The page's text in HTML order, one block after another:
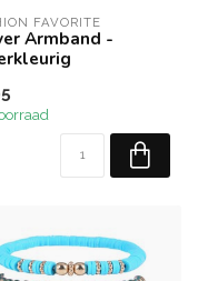
FAVORITE
Armband -